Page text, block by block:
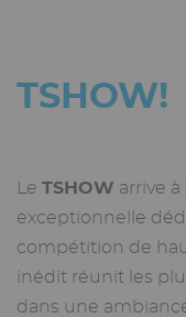
TSHOW!
Le TSHOW arrive
exceptionnelle
compétition de
inédit réunit les
dans une